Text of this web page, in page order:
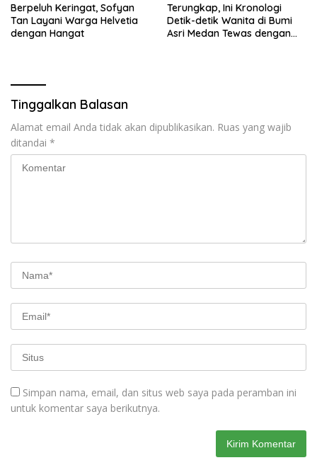
Berpeluh Keringat, Sofyan
Tan Layani Warga Helvetia
dengan Hangat
Terungkap, Ini Kronologi
Detik-detik Wanita di Bumi
Asri Medan Tewas dengan
Tinggalkan Balasan
Alamat email Anda tidak akan dipublikasikan. Ruas yang wajib
ditandai *
Simpan nama, email, dan situs web saya pada peramban ini
untuk komentar saya berikutnya.